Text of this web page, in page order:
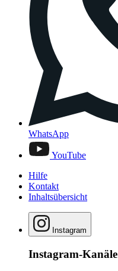
WhatsApp
YouTube
Hilfe
Kontakt
Inhaltsübersicht
Instagram
Instagram-Kanäle